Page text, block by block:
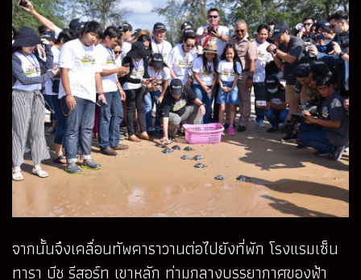
จากนั้นจึงเคลื่อนทัพคาราวานต่อไปยังที่พัก โรงแรมเซ็น
ทารา บีช รีสอร์ท เขาหลัก ท่ามกลางบรรยากาศของฟ้า